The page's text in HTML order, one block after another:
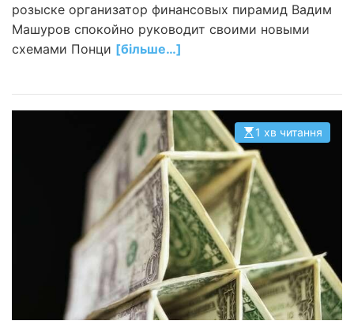
розыске организатор финансовых пирамид Вадим
Машуров спокойно руководит своими новыми
схемами Понци [більше…]
О
р
о
в
н
и
й
ч
а
с
ч
и
т
а
1 хв читання